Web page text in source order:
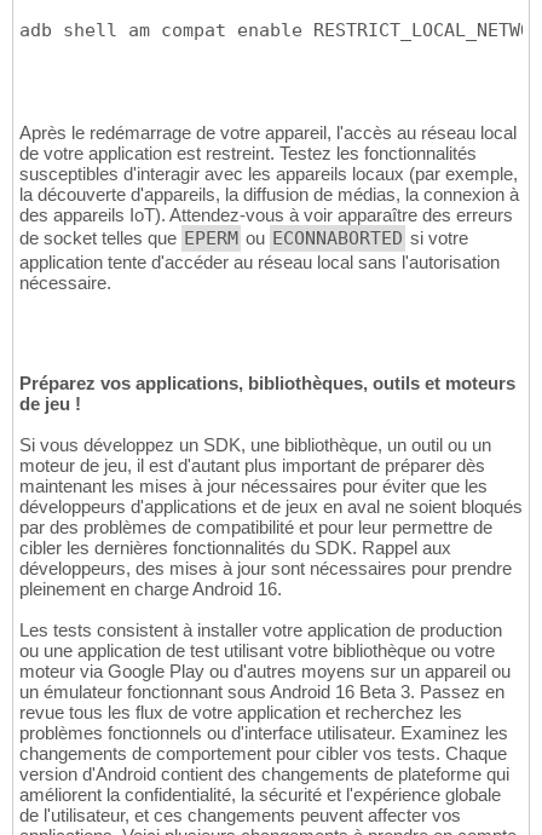
adb shell am compat enable
Après le redémarrage de votre appareil, l'accès au réseau local
de votre application est restreint. Testez les fonctionnalités
susceptibles d'interagir avec les appareils locaux (par exemple,
la découverte d'appareils, la diffusion de médias, la connexion à
des appareils IoT). Attendez-vous à voir apparaître des erreurs
de socket telles que EPERM ou ECONNABORTED si votre
application tente d'accéder au réseau local sans l'autorisation
nécessaire.
Préparez vos applications, bibliothèques, outils et moteurs
de jeu !
Si vous développez un SDK, une bibliothèque, un outil ou un
moteur de jeu, il est d'autant plus important de préparer dès
maintenant les mises à jour nécessaires pour éviter que les
développeurs d'applications et de jeux en aval ne soient bloqués
par des problèmes de compatibilité et pour leur permettre de
cibler les dernières fonctionnalités du SDK. Rappel aux
développeurs, des mises à jour sont nécessaires pour prendre
pleinement en charge Android 16.
Les tests consistent à installer votre application de production
ou une application de test utilisant votre bibliothèque ou votre
moteur via Google Play ou d'autres moyens sur un appareil ou
un émulateur fonctionnant sous Android 16 Beta 3. Passez en
revue tous les flux de votre application et recherchez les
problèmes fonctionnels ou d'interface utilisateur. Examinez les
changements de comportement pour cibler vos tests. Chaque
version d'Android contient des changements de plateforme qui
améliorent la confidentialité, la sécurité et l'expérience globale
de l'utilisateur, et ces changements peuvent affecter vos